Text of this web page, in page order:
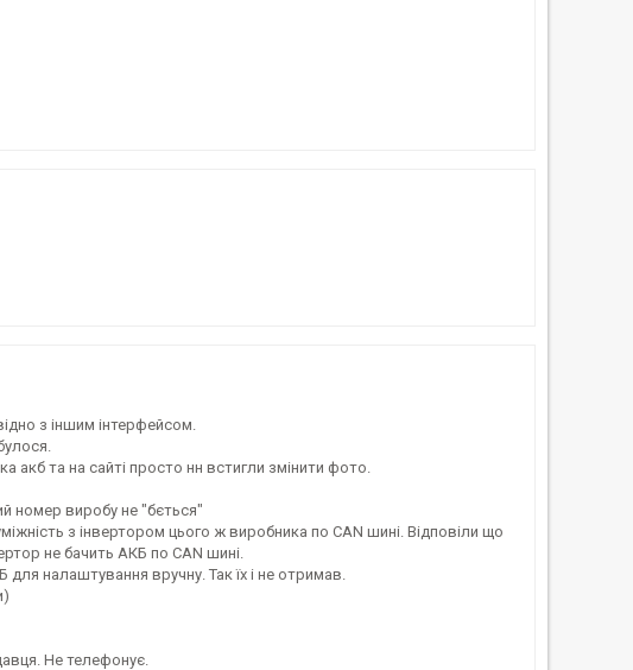
з іншим інтерфейсом.
акб та на сайті просто нн встигли змінити фото.
номер виробу не "бється"
з інвертором цього ж виробника по CAN шині. Відповіли що
не бачить АКБ по CAN шині.
налаштування вручну. Так їх і не отримав.
Не телефонує.